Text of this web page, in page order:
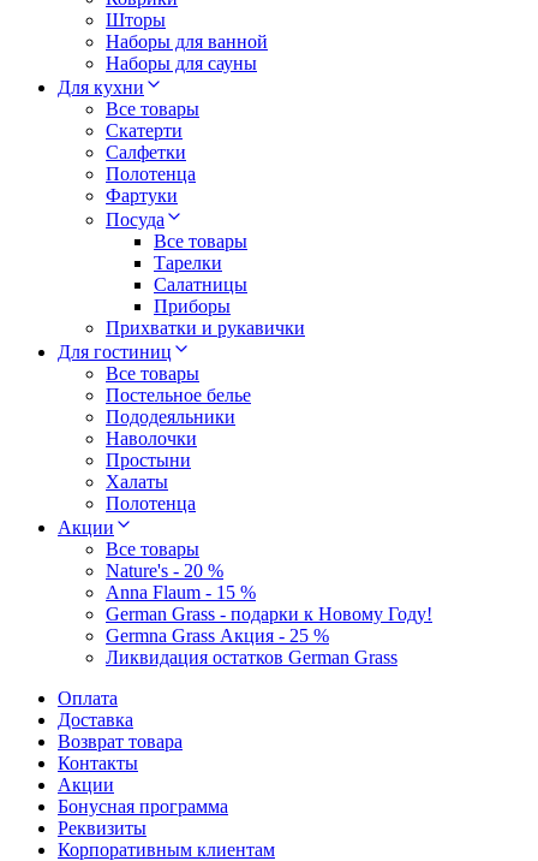
Шторы
Наборы для ванной
Наборы для сауны
Для кухни
Все товары
Скатерти
Салфетки
Полотенца
Фартуки
Посуда
Все товары
Тарелки
Салатницы
Приборы
Прихватки и рукавички
Для гостиниц
Все товары
Постельное белье
Пододеяльники
Наволочки
Простыни
Халаты
Полотенца
Акции
Все товары
Nature's - 20 %
Anna Flaum - 15 %
German Grass - подарки к Новому Году!
Germna Grass Акция - 25 %
Ликвидация остатков German Grass
Оплата
Доставка
Возврат товара
Контакты
Акции
Бонусная программа
Реквизиты
Корпоративным клиентам